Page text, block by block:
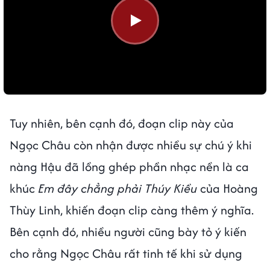
Tuy nhiên, bên cạnh đó, đoạn clip này của
Ngọc Châu còn nhận được nhiều sự chú ý khi
nàng Hậu đã lồng ghép phần nhạc nền là ca
khúc Em đây chẳng phải Thúy Kiềucủa Hoàng
Thùy Linh, khiến đoạn clip càng thêm ý nghĩa.
Bên cạnh đó, nhiều người cũng bày tỏ ý kiến
cho rằng Ngọc Châu rất tinh tế khi sử dụng